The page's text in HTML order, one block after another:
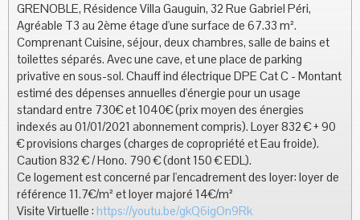
GRENOBLE, Résidence Villa Gauguin, 32 Rue Gabriel Péri,
Agréable T3 au 2ème étage d'une surface de 67.33 m².
Comprenant Cuisine, séjour, deux chambres, salle de bains et
toilettes séparés. Avec une cave, et une place de parking
privative en sous-sol. Chauff ind électrique DPE Cat C - Montant
estimé des dépenses annuelles d'énergie pour un usage
standard entre 730€ et 1040€ (prix moyen des énergies
indexés au 01/01/2021 abonnement compris). Loyer 832 € + 90
€ provisions charges (charges de copropriété et Eau froide).
Caution 832 € / Hono. 790 € (dont 150 € EDL).
Ce logement est concerné par l'encadrement des loyer: loyer de
référence 11.7€/m² et loyer majoré 14€/m²
Visite Virtuelle : https://youtu.be/gkQ6igOn9Rk